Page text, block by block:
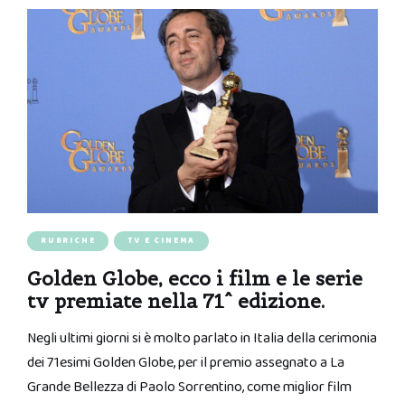
RUBRICHE TV E CINEMA
Golden Globe, ecco i film e le serie
tv premiate nella 71^ edizione.
Negli ultimi giorni si è molto parlato in Italia della cerimonia
dei 71esimi Golden Globe, per il premio assegnato a La
Grande Bellezza di Paolo Sorrentino, come miglior film